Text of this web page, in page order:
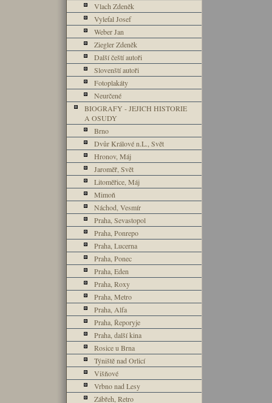
Vlach Zdeněk
Vyleťal Josef
Weber Jan
Ziegler Zdeněk
Další čeští autoři
Slovenští autoři
Fotoplakáty
Neurčené
BIOGRAFY - JEJICH HISTORIE
A OSUDY
Brno
Dvůr Králové n.L., Svět
Hronov, Máj
Jaroměř, Svět
Litoměřice, Máj
Mimoň
Náchod, Vesmír
Praha, Sevastopol
Praha, Ponrepo
Praha, Lucerna
Praha, Ponec
Praha, Eden
Praha, Roxy
Praha, Metro
Praha, Alfa
Praha, Řeporyje
Praha, další kina
Rosice u Brna
Týniště nad Orlicí
Višňové
Vrbno nad Lesy
Zábřeh, Retro